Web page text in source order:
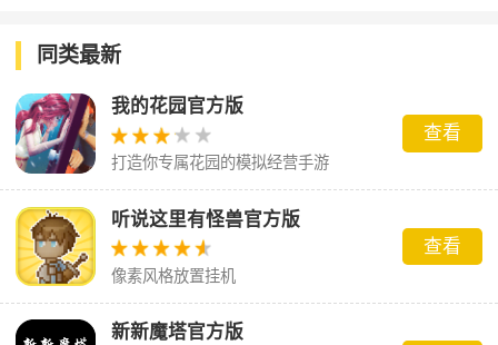
同类最新
我的花园官方版
打造你专属花园的模拟经营手游
查看
听说这里有怪兽官方版
像素风格放置挂机
查看
新新魔塔官方版